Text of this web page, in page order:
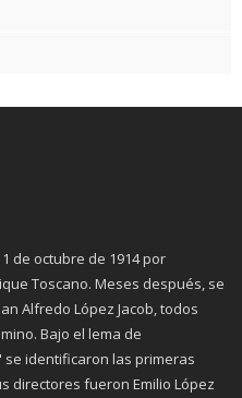
de octubre de 1914 por
Toscano. Meses después, se
Alfredo López Jacob, todos
Bajo el lema de
identificaron las primeras
directores fueron Emilio López